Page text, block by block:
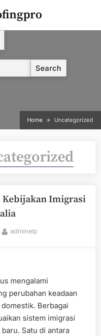
Home Uncategorized
Imigrasi
By
adminelp
mengalami
perubahan keadaan
Berbagai
sistem imigrasi
Satu di antara